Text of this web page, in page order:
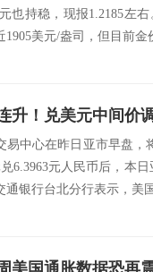
也持稳，现报1.2185左
1905美元/盎司，但目前金
易中心在昨日亚市早盘，
6.3963元人民币后，本
通银行台北分行表示，美